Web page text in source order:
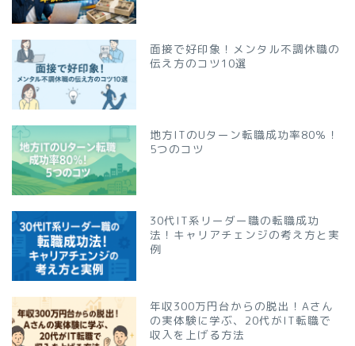
面接で好印象！メンタル不調休職の
伝え方のコツ10選
地方ITのUターン転職成功率80％！
5つのコツ
30代IT系リーダー職の転職成功
法！キャリアチェンジの考え方と実
例
年収300万円台からの脱出！Aさん
の実体験に学ぶ、20代がIT転職で
収入を上げる方法